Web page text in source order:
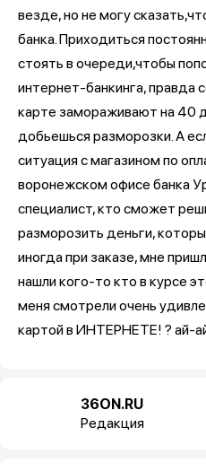
везде, но не могу
банка. Приходиться
стоять в очереди,чтобы
интернет-банкинга, правда
карте замораживают на 40
добьешься разморозки. А
ситуация с магазином по
воронежском офисе банка
специалист, кто сможет
разморозить деньги,
иногда при заказе, мне
нашли кого-то кто в курсе
меня смотрели очень
картой в ИНТЕРНЕТЕ! ? ай-
36ON.RU
Редакция